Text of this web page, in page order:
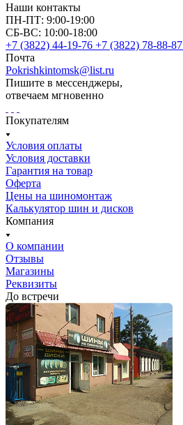
Наши контакты
ПН-ПТ: 9:00-19:00
СБ-ВС: 10:00-18:00
+7 (3822) 44-19-76 +7 (3822) 78-88-87
Почта
Pokrishkintomsk@list.ru
Пишите в мессенджеры,
отвечаем мгновенно
Покупателям
Условия оплаты
Условия доставки
Гарантия на товар
Оферта
Цены на шиномонтаж
Калькулятор шин и дисков
Компания
О компании
Отзывы
Магазины
Реквизиты
До встречи